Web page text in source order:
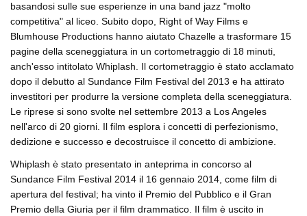
basandosi sulle sue esperienze in una band jazz "molto
competitiva" al liceo. Subito dopo, Right of Way Films e
Blumhouse Productions hanno aiutato Chazelle a trasformare 15
pagine della sceneggiatura in un cortometraggio di 18 minuti,
anch'esso intitolato Whiplash. Il cortometraggio è stato acclamato
dopo il debutto al Sundance Film Festival del 2013 e ha attirato
investitori per produrre la versione completa della sceneggiatura.
Le riprese si sono svolte nel settembre 2013 a Los Angeles
nell'arco di 20 giorni. Il film esplora i concetti di perfezionismo,
dedizione e successo e decostruisce il concetto di ambizione.
Whiplash è stato presentato in anteprima in concorso al
Sundance Film Festival 2014 il 16 gennaio 2014, come film di
apertura del festival; ha vinto il Premio del Pubblico e il Gran
Premio della Giuria per il film drammatico. Il film è uscito in